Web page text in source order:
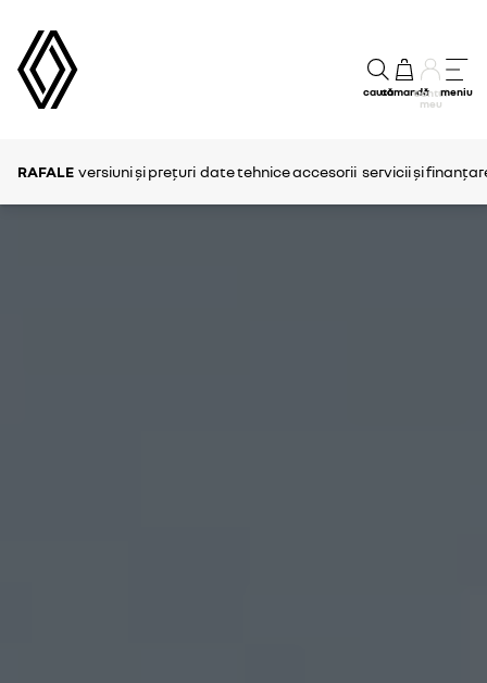
cautăcomandăContul
meu
meniu
RAFALE versiuni și prețuri date tehniceaccesorii servicii și